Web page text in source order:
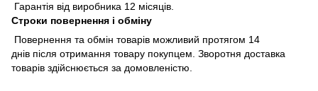
Гарантія від виробника 12 місяців.
Строки повернення і обміну
Повернення та обмін товарів можливий протягом 14
днів після отримання товару покупцем. Зворотня доставка
товарів здійснюється за домовленістю.